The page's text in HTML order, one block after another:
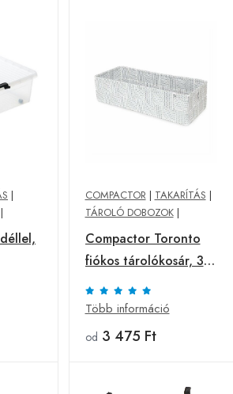
|
|
COMPACTOR| TAKARÍTÁS |
TÁROLÓ DOBOZOK|
Compactor Toronto
fiókos tárolókosár, 30
x12 x 7 cm, szürke,
szürke, L
Több információ
od 3 475 Ft